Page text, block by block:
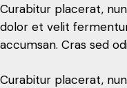
dolor et velit
lorem
Curabitur placerat,
dolor et velit
accumsan. Cras sed
Curabitur placerat,